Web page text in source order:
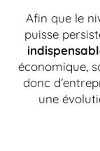
Afin que le
puisse
économique,
donc
une